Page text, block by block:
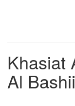
Khasiat
Al